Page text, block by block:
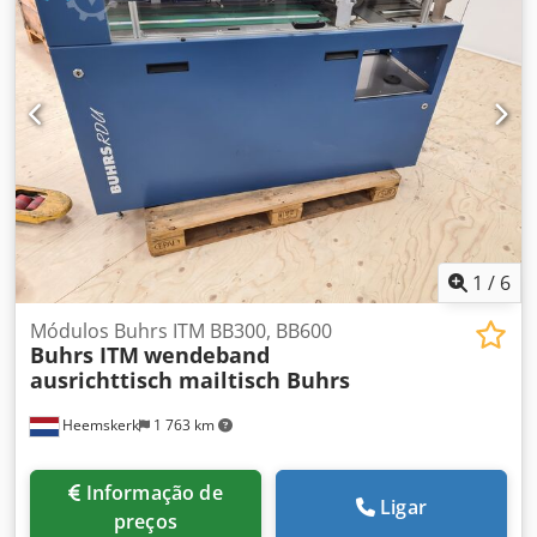
exposição Máquina bem conservada e limpa. Disponível
para inspeção. Se tiver alguma dúvida ou precisar de
informações adicionais, não hesite em nos contactar.
1 / 6
Heemskerk 1 763 km
Módulos Buhrs ITM BB300, BB600
Buhrs ITM wendeband
ausrichttisch mailtisch Buhrs
preços
Ligar